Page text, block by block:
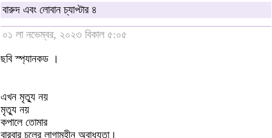
বারুদ এবং লোবান চ্যাপ্টার ৪
০১ লা নভেম্বর, ২০২৩ বিকাল ৫:০৫
ছবি স্প্যানকড ।
এখন মৃত্যু নয়
মৃত্যু নয়
কপালে তোমার
বারবার চুলের লাগামহীন অবাধ্যতা।